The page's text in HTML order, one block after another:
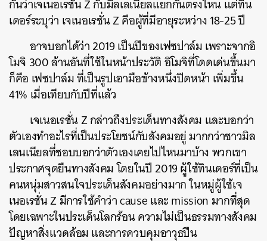
กันว่าเจเนอเรชั่น Z กับมิลเลเนียลแยกกันตรงไหน แต่ทิน
เดอร์ระบุว่า เจเนอเรชั่น Z คือผู้ที่มีอายุระหว่าง 18-25 ปี
อาจบอกได้ว่า 2019 เป็นปีของเฟซปาล์ม เพราะจากอิ
โมจิ 300 ล้านอันที่ใช้ในหน้าประวัติ อิโมจิที่โดดเด่นขึ้นมา
ก็คือ เฟซปาล์ม ที่เป็นรูปเอามือข้างหนึ่งปิดหน้า เพิ่มขึ้น
41% เมื่อเทียบกับปีที่แล้ว
เจเนอเรชั่น Z กล่าวถึงประเด็นทางสังคม และบอกว่า
ตัวเองทำอะไรที่เป็นประโยชน์กับสังคมอยู่ มากกว่าชาวมิล
เลนเนียลที่ชอบบอกว่าตัวเองเคยไปไหนมาบ้าง พวกเขา
ประกาศจุดยืนทางสังคม โดยในปี 2019 ผู้ใช้ทินเดอร์ที่เป็น
คนหนุ่มสาวสนใจประเด็นสังคมอย่างมาก ในหมู่ผู้ใช้เจ
เนอเรชั่น Z มีการใช้คำว่า cause และ mission มากที่สุด
โดยเฉพาะในประเด็นโลกร้อน ความไม่เป็นธรรมทางสังคม
ปัญหาสิ่งแวดล้อม และการควบคุมอาวุธปืน